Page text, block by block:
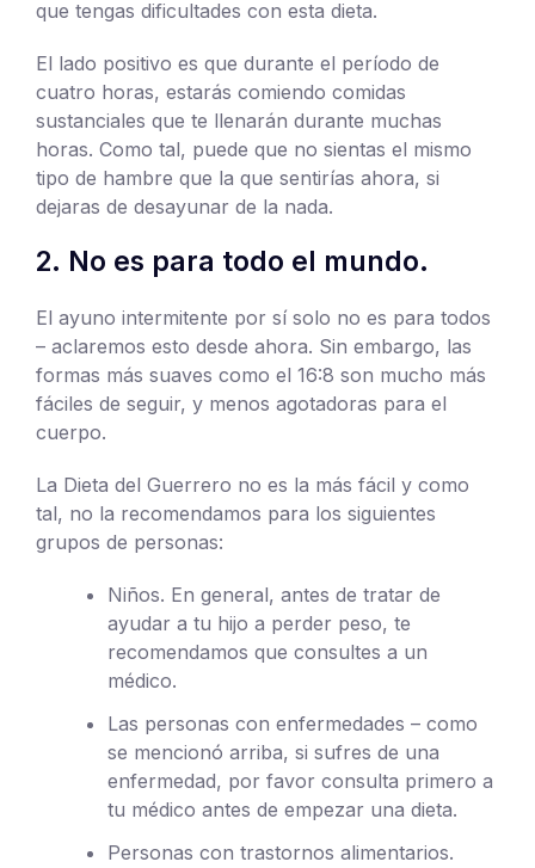
que tengas dificultades con esta dieta.
El lado positivo es que durante el período de
cuatro horas, estarás comiendo comidas
sustanciales que te llenarán durante muchas
horas. Como tal, puede que no sientas el mismo
tipo de hambre que la que sentirías ahora, si
dejaras de desayunar de la nada.
2. No es para todo el mundo.
El ayuno intermitente por sí solo no es para todos
– aclaremos esto desde ahora. Sin embargo, las
formas más suaves como el 16:8 son mucho más
fáciles de seguir, y menos agotadoras para el
cuerpo.
La Dieta del Guerrero no es la más fácil y como
tal, no la recomendamos para los siguientes
grupos de personas:
Niños. En general, antes de tratar de
ayudar a tu hijo a perder peso, te
recomendamos que consultes a un
médico.
Las personas con enfermedades – como
se mencionó arriba, si sufres de una
enfermedad, por favor consulta primero a
tu médico antes de empezar una dieta.
Personas con trastornos alimentarios.